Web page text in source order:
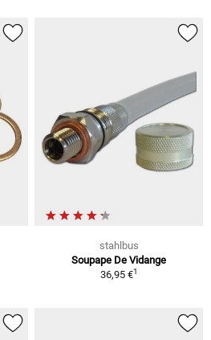
stahlbus
Soupape De Vidange
36,95 €1